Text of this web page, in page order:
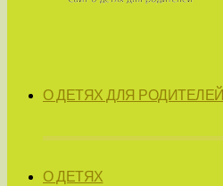
О ДЕТЯХ ДЛЯ РОДИТЕЛЕЙ
О ДЕТЯХ